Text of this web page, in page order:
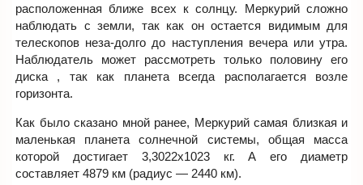
расположенная ближе всех к солнцу. Меркурий сложно
наблюдать с земли, так как он остается видимым для
телескопов неза-долго до наступления вечера или утра.
Наблюдатель может рассмотреть только половину его
диска , так как планета всегда располагается возле
горизонта.
Как было сказано мной ранее, Меркурий самая близкая и
маленькая планета солнечной системы, общая масса
которой достигает 3,3022х1023 кг. А его диаметр
составляет 4879 км (радиус — 2440 км).